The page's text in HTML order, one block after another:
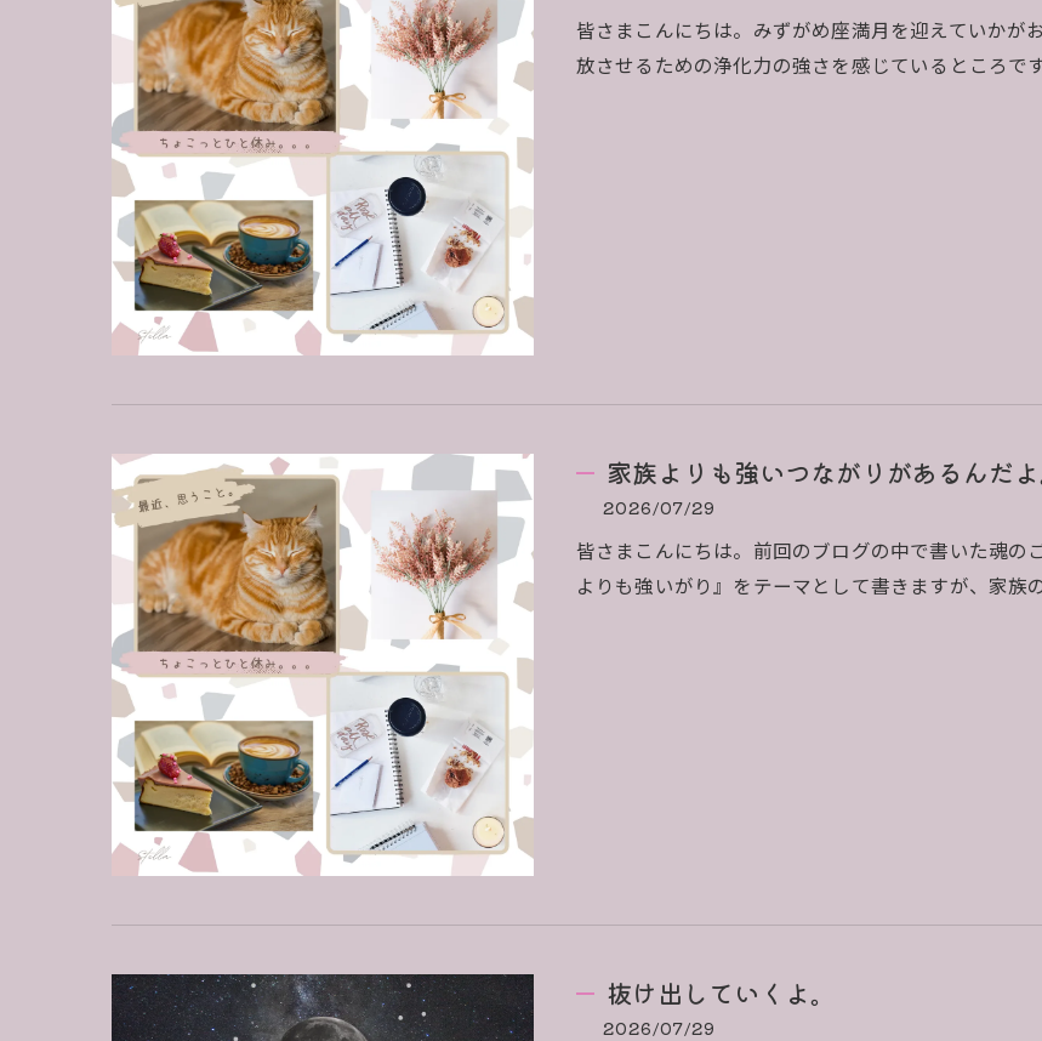
皆さまこんにちは。みずがめ座満月を迎えていかが
放させるための浄化力の強さを感じているところで
家族よりも強いつながりがあるんだよ
2026/07/29
皆さまこんにちは。前回のブログの中で書いた魂の
よりも強いがり』をテーマとして書きますが、家
抜け出していくよ。
2026/07/29